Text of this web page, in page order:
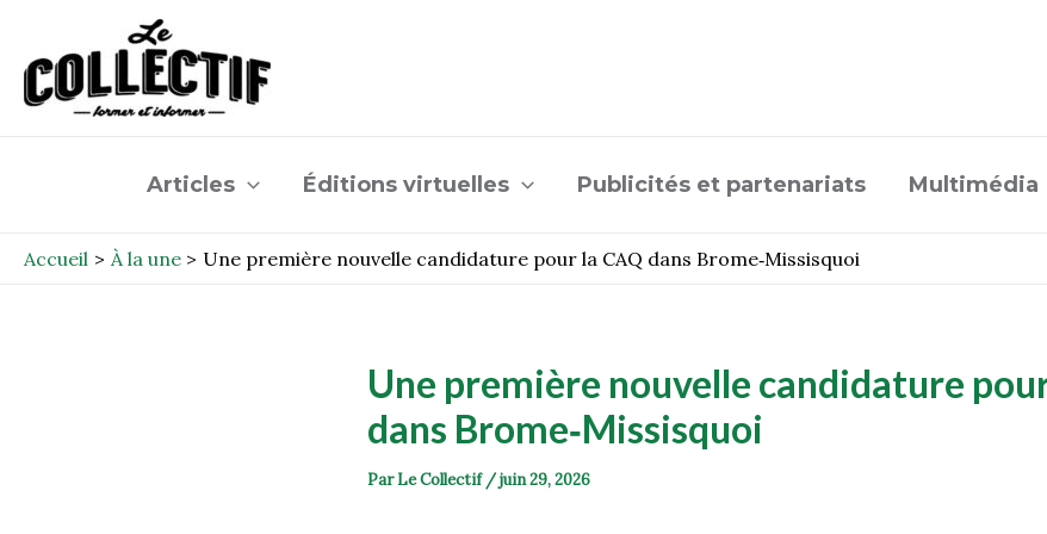
contenu
Articles Éditions virtuelles Publicités et partenariats Multimédia
Accueil À la une Une première nouvelle candidature pour la CAQ dans Brome‑Missisquoi
Une première nouvelle candidature
dans Brome‑Missisquoi
ParLe Collectif /juin 29, 2026